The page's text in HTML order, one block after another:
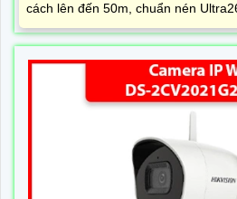
cách lên đến 50m, chuẩn nén